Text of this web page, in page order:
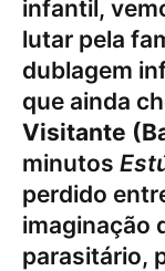
infantil,
lutar pela
dublagem
que ainda
Visitante
minutos
perdido
imaginação
parasitário,